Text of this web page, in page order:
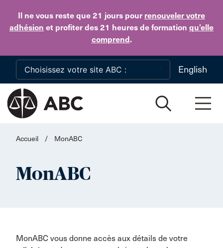
Il ne vous reste que 21 jours pour renouveler votre
adhésion et profiter des 21 heures de formation qu’elle
comprend.
Skip to main content
English
Accueil / MonABC
MonABC
MonABC vous donne accès aux détails de votre